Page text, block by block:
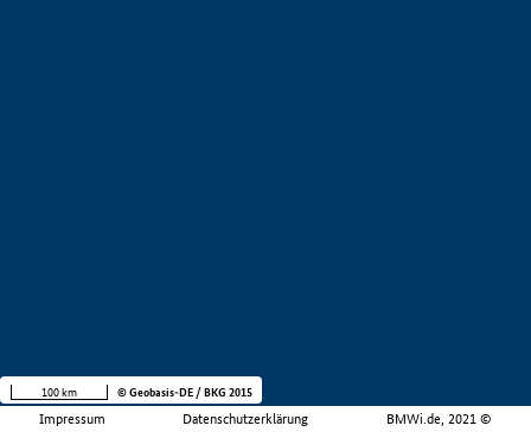
Impressum Datenschutzerklärung BMWi.de, 2021 ©
100 km © Geobasis-DE / BKG 2015